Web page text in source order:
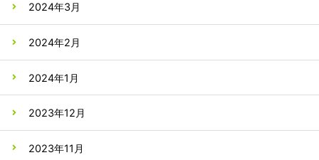
2024年3月
2024年2月
2024年1月
2023年12月
2023年11月